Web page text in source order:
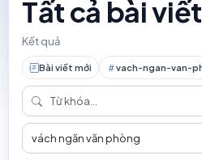
Tất cả bài viết
Kết quả
Bài viết mới vach-ngan-van-
Tag